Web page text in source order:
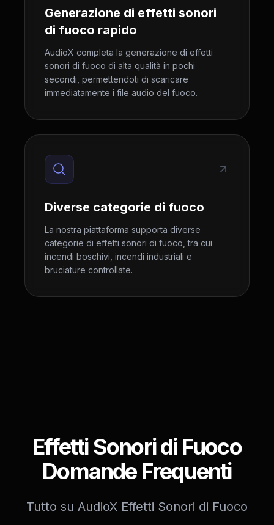
Generazione di effetti sonori
di fuoco rapido
AudioX completa la generazione di effetti
sonori di fuoco di alta qualità in pochi
secondi, permettendoti di scaricare
immediatamente i file audio del fuoco.
Diverse categorie di fuoco
La nostra piattaforma supporta diverse
categorie di effetti sonori di fuoco, tra cui
incendi boschivi, incendi industriali e
bruciature controllate.
Effetti Sonori di Fuoco
Domande Frequenti
Tutto su AudioX Effetti Sonori di Fuoco